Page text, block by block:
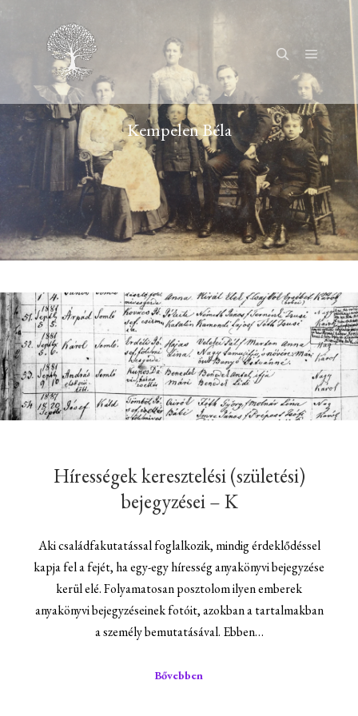
KeresésFőmenü
Kempelen Béla
Hírességek keresztelési (születési)
bejegyzései – K
Aki családfakutatással foglalkozik, mindig érdeklődéssel
kapja fel a fejét, ha egy-egy híresség anyakönyvi bejegyzése
kerül elé. Folyamatosan posztolom ilyen emberek
anyakönyvi bejegyzéseinek fotóit, azokban a tartalmakban
a személy bemutatásával. Ebben…
Bővebben